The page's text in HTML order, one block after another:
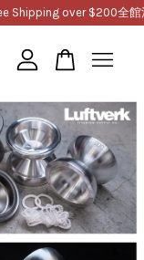
Shipping over $200全館